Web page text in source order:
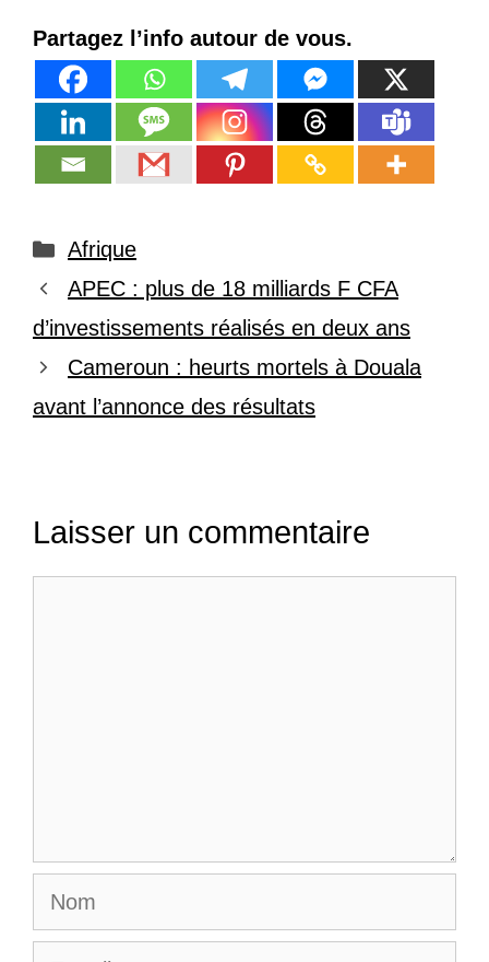
Partagez l’info autour de vous.
Catégories
Afrique
APEC : plus de 18 milliards F CFA
d’investissements réalisés en deux ans
Cameroun : heurts mortels à Douala
avant l’annonce des résultats
Laisser un commentaire
Nom